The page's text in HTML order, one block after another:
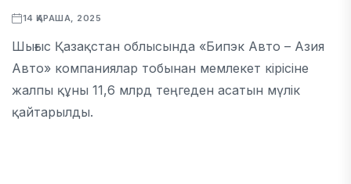
14 ҚАРАША, 2025
Шығыс Қазақстан облысында «Бипэк Авто – Азия
Авто» компаниялар тобынан мемлекет кірісіне
жалпы құны 11,6 млрд теңгеден асатын мүлік
қайтарылды.